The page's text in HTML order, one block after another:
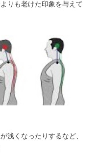
りも老けた印象を与えて
浅くなったりするなど、